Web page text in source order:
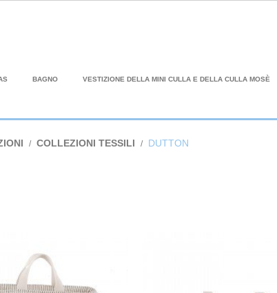
BAGNO VESTIZIONE DELLA MINI CULLA E DELLA CULLA MOSÈ
COLLEZIONI TESSILI DUTTON